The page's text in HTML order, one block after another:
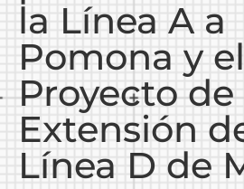
la Línea A a
Pomona y el
Proyecto de
Extensión
Línea D de